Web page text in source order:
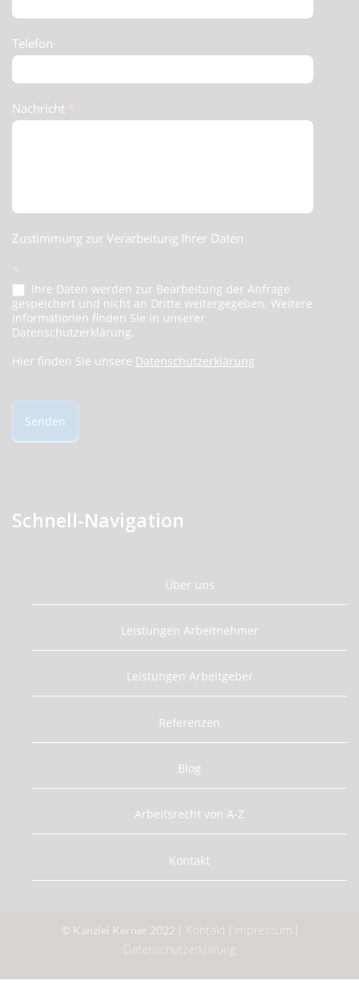
Telefon
Nachricht *
Zustimmung zur Verarbeitung Ihrer Daten
*
Ihre Daten werden zur Bearbeitung der Anfrage
gespeichert und nicht an Dritte weitergegeben. Weitere
Informationen finden Sie in unserer
Datenschutzerklärung.
Hier finden Sie unsere Datenschutzerklärung
Senden
Schnell-Navigation
Über uns
Leistungen Arbeitnehmer
Leistungen Arbeitgeber
Referenzen
Blog
Arbeitsrecht von A-Z
Kontakt
© Kanzlei Kerner 2022 | Kontakt Impressum
Datenschutzerklärung